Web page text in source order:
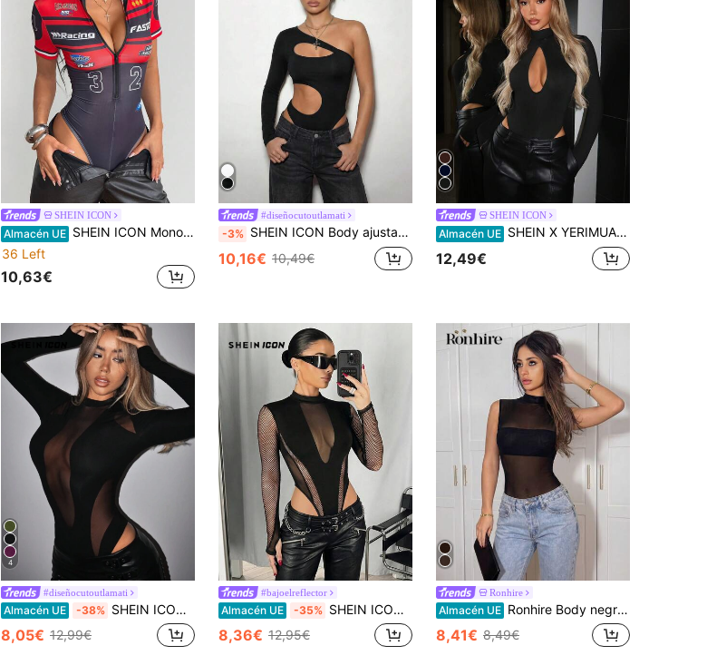
SHEIN ICON
Almacén UE SHEIN ICON Mono con estampado de motocicleta, cuello alto y cremallera, manga corta, streetwear para el verano
36 Left
10,63€
#diseñocutoutlamati
-3% SHEIN ICON Body ajustado de mujer negro estilo gótico grunge sexy de color liso con corte asimétrico para primavera/verano
10,16€ 10,49€
SHEIN ICON
Almacén UE SHEIN X YERIMUA SHEIN ICON Body de mujer negro sexy y a la moda con diseño calado de unicolor
12,49€
4
#diseñocutoutlamati
Almacén UE -38% SHEIN ICON Body de cuello alto ajustado y negro con malla de contraste en el estilo de Bikercore
8,05€ 12,99€
#bajoelreflector
Almacén UE -35% SHEIN ICON Body de manga larga negro de ajuste ceñido con cuello alto y contraste de malla
8,36€ 12,95€
Ronhire
Almacén UE Ronhire Body negro sin mangas sexy de malla transparente con patchwork asimétrico, body negro sexy de malla transparente de verano, estético
8,41€ 8,49€